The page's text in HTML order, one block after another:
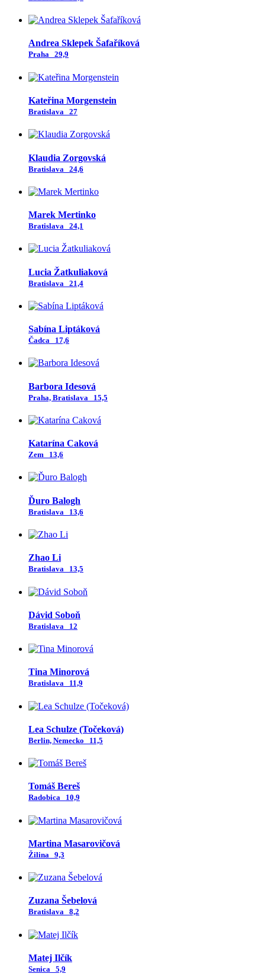
Andrea Sklepek Šafaříková
Praha 29,9
Kateřina Morgenstein
Bratislava 27
Klaudia Zorgovská
Bratislava 24,6
Marek Mertinko
Bratislava 24,1
Lucia Žatkuliaková
Bratislava 21,4
Sabína Liptáková
Čadca 17,6
Barbora Idesová
Praha, Bratislava 15,5
Katarína Caková
Zem 13,6
Ďuro Balogh
Bratislava 13,6
Zhao Li
Bratislava 13,5
Dávid Soboň
Bratislava 12
Tina Minorová
Bratislava 11,9
Lea Schulze (Točeková)
Berlin, Nemecko 11,5
Tomáš Bereš
Radobica 10,9
Martina Masarovičová
Žilina 9,3
Zuzana Šebelová
Bratislava 8,2
Matej Ilčík
Senica 5,9